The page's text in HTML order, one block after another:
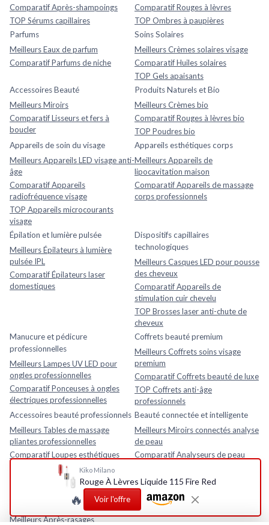
Kiko Milano
Rouge À Lèvres Liquide 115 Fire Red
🔥 Voir l'offre
Comparatif Après-shampoings
TOP Sérums capillaires
Comparatif Rouges à lèvres
TOP Ombres à paupières
Parfums
Meilleurs Eaux de parfum
Comparatif Parfums de niche
Soins Solaires
Meilleurs Crèmes solaires visage
Comparatif Huiles solaires
TOP Gels apaisants
Accessoires Beauté
Meilleurs Miroirs
Comparatif Lisseurs et fers à
boucler
Produits Naturels et Bio
Meilleurs Crèmes bio
Comparatif Rouges à lèvres bio
TOP Poudres bio
Appareils de soin du visage
Meilleurs Appareils LED visage anti-
âge
Comparatif Appareils
radiofréquence visage
TOP Appareils microcourants
visage
Appareils esthétiques corps
Meilleurs Appareils de
lipocavitation maison
Comparatif Appareils de massage
corps professionnels
Épilation et lumière pulsée
Meilleurs Épilateurs à lumière
pulsée IPL
Comparatif Épilateurs laser
domestiques
Dispositifs capillaires
technologiques
Meilleurs Casques LED pour pousse
des cheveux
Comparatif Appareils de
stimulation cuir chevelu
TOP Brosses laser anti-chute de
cheveux
Manucure et pédicure
professionnelles
Meilleurs Lampes UV LED pour
ongles professionnelles
Comparatif Ponceuses à ongles
électriques professionnelles
Coffrets beauté premium
Meilleurs Coffrets soins visage
premium
Comparatif Coffrets beauté de luxe
TOP Coffrets anti-âge
professionnels
Accessoires beauté professionnels
Meilleurs Tables de massage
pliantes professionnelles
Comparatif Loupes esthétiques
avec lampe LED
TOP Fauteuils esthétiques
Beauté connectée et intelligente
Meilleurs Miroirs connectés analyse
de peau
Comparatif Analyseurs de peau
TOP Appareils beauté intelligents
avec application mobile
Rasage et soins homme
Meilleurs Après-rasages